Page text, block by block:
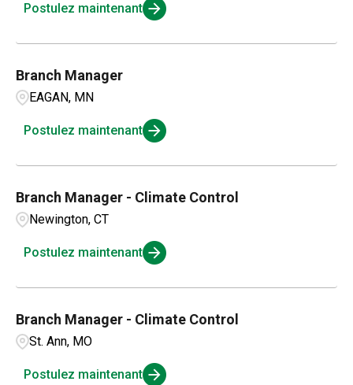
Postulez maintenant
Branch Manager
EAGAN, MN
Postulez maintenant
Branch Manager - Climate Control
Newington, CT
Postulez maintenant
Branch Manager - Climate Control
St. Ann, MO
Postulez maintenant